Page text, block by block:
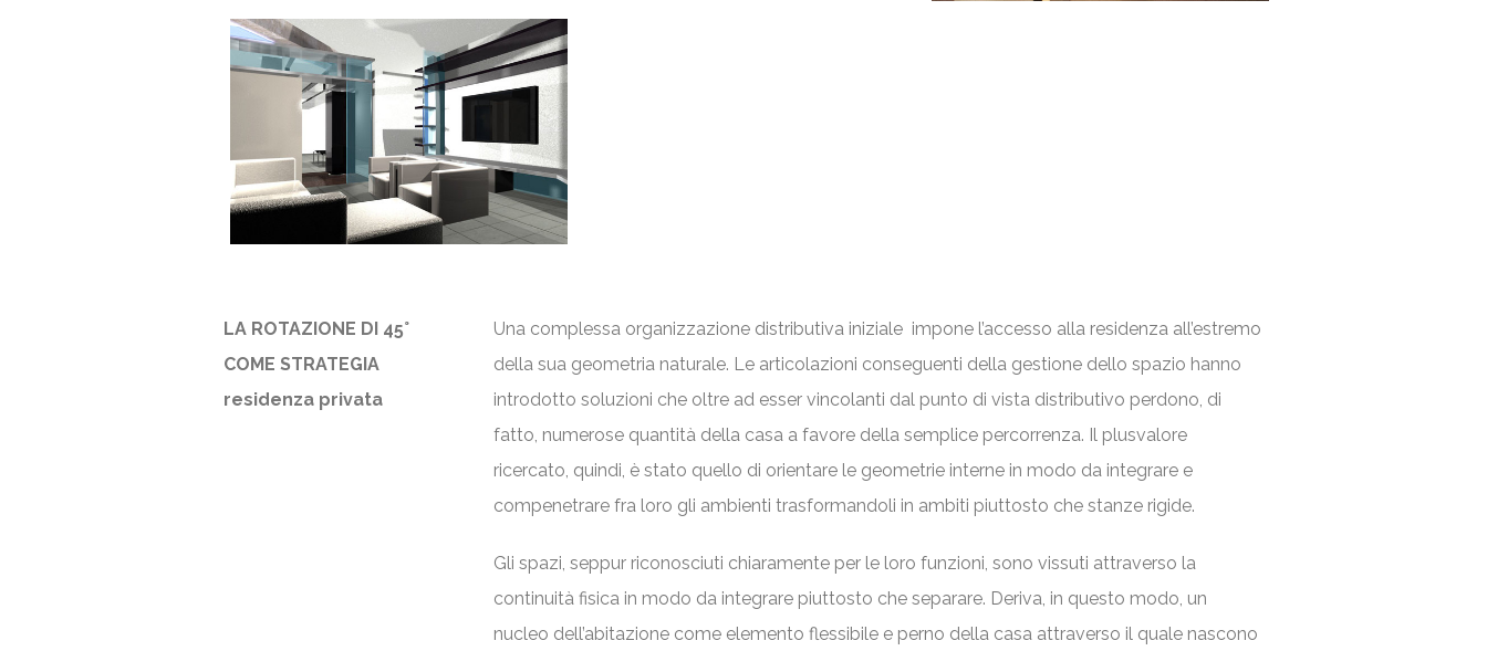
LA ROTAZIONE DI 45°
COME STRATEGIA
residenza privata
Una complessa organizzazione distributiva iniziale impone l’accesso alla residenza all’estremo
della sua geometria naturale. Le articolazioni conseguenti della gestione dello spazio hanno
introdotto soluzioni che oltre ad esser vincolanti dal punto di vista distributivo perdono, di
fatto, numerose quantità della casa a favore della semplice percorrenza. Il plusvalore
ricercato, quindi, è stato quello di orientare le geometrie interne in modo da integrare e
compenetrare fra loro gli ambienti trasformandoli in ambiti piuttosto che stanze rigide.
Gli spazi, seppur riconosciuti chiaramente per le loro funzioni, sono vissuti attraverso la
continuità fisica in modo da integrare piuttosto che separare. Deriva, in questo modo, un
nucleo dell’abitazione come elemento flessibile e perno della casa attraverso il quale nascono